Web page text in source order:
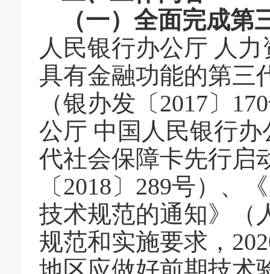
（一）全面完成
人民银行办公厅 人
具有金融功能的第三
（银办发 〔2017〕
公厅 中国人民银行
代社会保障卡先行启
〔2018〕289号）、
技术规范的通知》（
规范和实施要求，